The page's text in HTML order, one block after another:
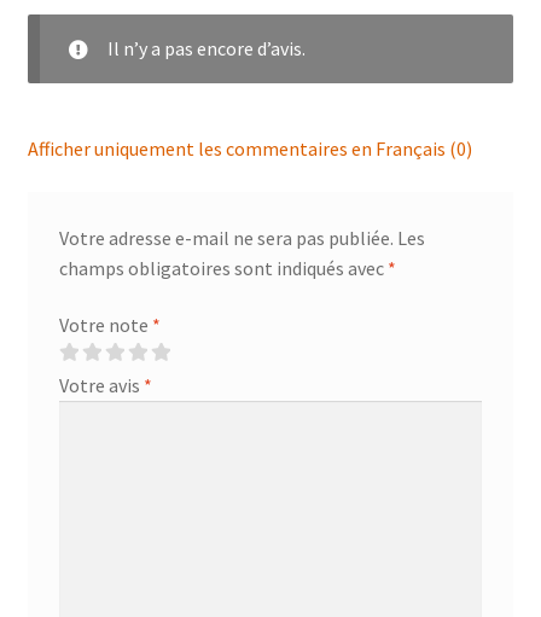
Il n’y a pas encore d’avis.
Afficher uniquement les commentaires en Français (0)
Votre adresse e-mail ne sera pas publiée. Les
champs obligatoires sont indiqués avec *
Votre note *
Votre avis *